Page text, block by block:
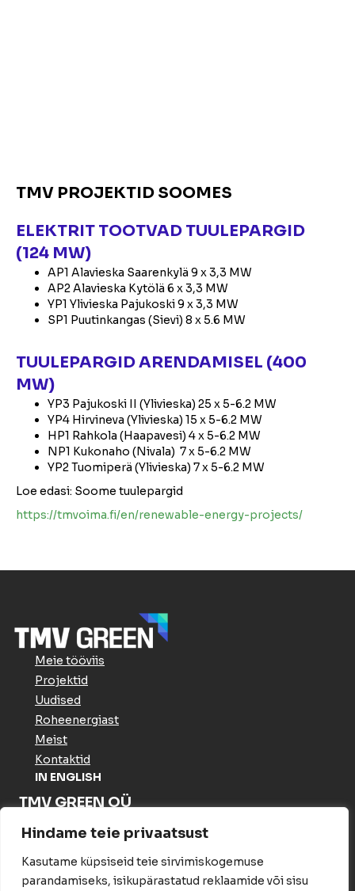
Hindame teie privaatsust
Kasutame küpsiseid teie sirvimiskogemuse
parandamiseks, isikupärastatud reklaamide või sisu
TMV PROJEKTID SOOMES
ELEKTRIT TOOTVAD TUULEPARGID
(124 MW)
AP1 Alavieska Saarenkylä 9 x 3,3 MW
AP2 Alavieska Kytölä 6 x 3,3 MW
YP1 Ylivieska Pajukoski 9 x 3,3 MW
SP1 Puutinkangas (Sievi) 8 x 5.6 MW
TUULEPARGID ARENDAMISEL (400
MW)
YP3 Pajukoski II (Ylivieska) 25 x 5-6.2 MW
YP4 Hirvineva (Ylivieska) 15 x 5-6.2 MW
HP1 Rahkola (Haapavesi) 4 x 5-6.2 MW
NP1 Kukonaho (Nivala) 7 x 5-6.2 MW
YP2 Tuomiperä (Ylivieska) 7 x 5-6.2 MW
Loe edasi: Soome tuulepargid
https://tmvoima.fi/en/renewable-energy-projects/
Meie tööviis
Projektid
Uudised
Roheenergiast
Meist
Kontaktid
IN ENGLISH
TMV GREEN OÜ
Tallinn Harju maakond 13517
Arveldusinfo